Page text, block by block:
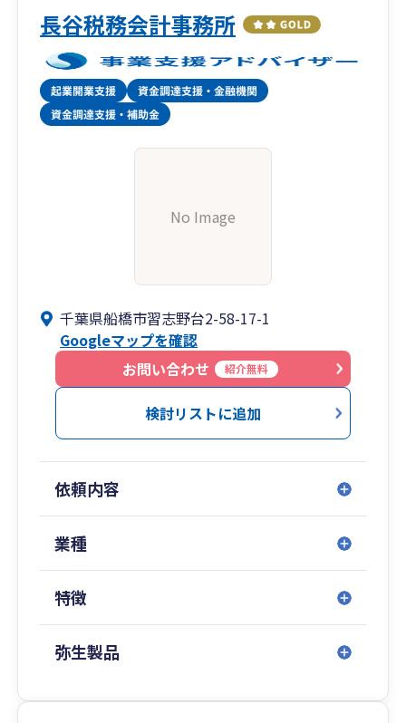
長谷税務会計事務所
No Image
千葉県船橋市習志野台2-58-17-1
Googleマップを確認
お問い合わせ
紹介無料
検討リストに追加
依頼内容
業種
特徴
弥生製品